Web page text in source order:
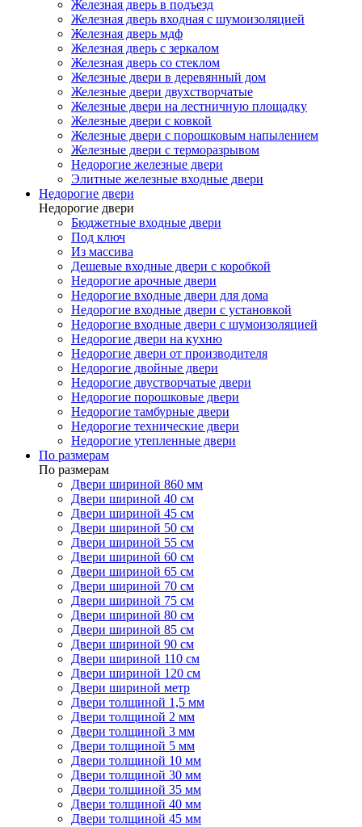
Железная дверь в подъезд
Железная дверь входная с шумоизоляцией
Железная дверь мдф
Железная дверь с зеркалом
Железная дверь со стеклом
Железные двери в деревянный дом
Железные двери двухстворчатые
Железные двери на лестничную площадку
Железные двери с ковкой
Железные двери с порошковым напылением
Железные двери с терморазрывом
Недорогие железные двери
Элитные железные входные двери
Недорогие двери
Недорогие двери
Бюджетные входные двери
Под ключ
Из массива
Дешевые входные двери с коробкой
Недорогие арочные двери
Недорогие входные двери для дома
Недорогие входные двери с установкой
Недорогие входные двери с шумоизоляцией
Недорогие двери на кухню
Недорогие двери от производителя
Недорогие двойные двери
Недорогие двустворчатые двери
Недорогие порошковые двери
Недорогие тамбурные двери
Недорогие технические двери
Недорогие утепленные двери
По размерам
По размерам
Двери шириной 860 мм
Двери шириной 40 см
Двери шириной 45 см
Двери шириной 50 см
Двери шириной 55 см
Двери шириной 60 см
Двери шириной 65 см
Двери шириной 70 см
Двери шириной 75 см
Двери шириной 80 см
Двери шириной 85 см
Двери шириной 90 см
Двери шириной 110 см
Двери шириной 120 см
Двери шириной метр
Двери толщиной 1,5 мм
Двери толщиной 2 мм
Двери толщиной 3 мм
Двери толщиной 5 мм
Двери толщиной 10 мм
Двери толщиной 30 мм
Двери толщиной 35 мм
Двери толщиной 40 мм
Двери толщиной 45 мм